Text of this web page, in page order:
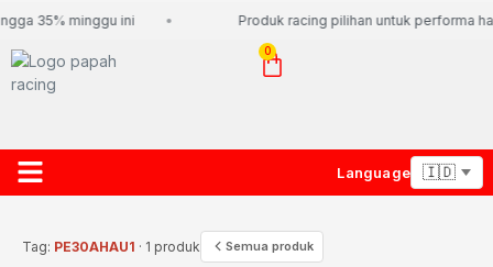
35% minggu ini Produk racing pilihan untuk performa
0
Language
Tag: PE30AHAU1 · 1 produk Semua produk